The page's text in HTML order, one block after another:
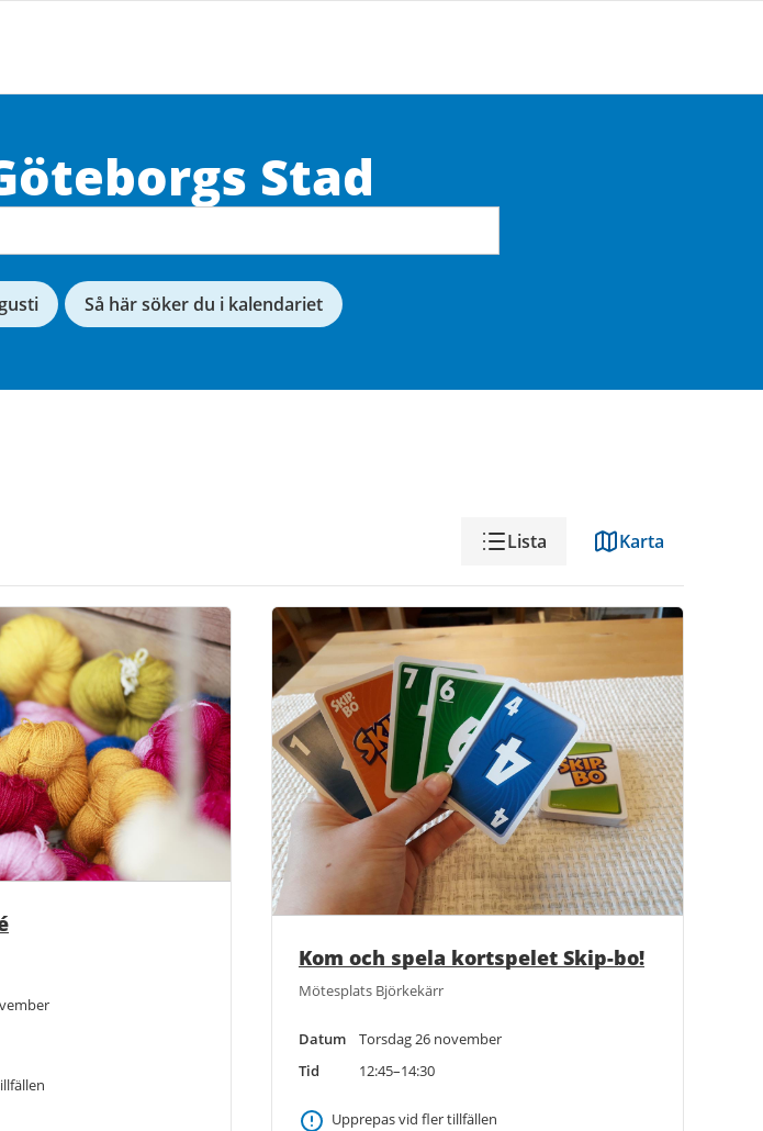
Stad
Så här söker du i kalendariet
VisningLista Karta
Kom och spela kortspelet Skip-bo!
Mötesplats Björkekärr
Datum
Torsdag 26 november
Tid
12:45–14:30
Upprepas vid fler tillfällen